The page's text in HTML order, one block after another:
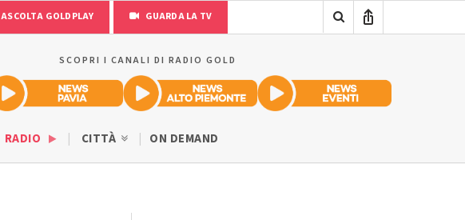
ASCOLTA GOLDPLAY GUARDA LA TV
SCOPRI I CANALI DI RADIO GOLD
RADIO CITTÀ ON DEMAND